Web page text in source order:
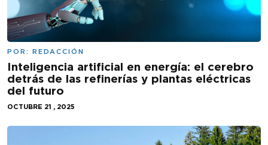
POR: REDACCIÓN
Inteligencia artificial en energía: el cerebro
detrás de las refinerías y plantas eléctricas
del futuro
OCTUBRE 21 , 2025